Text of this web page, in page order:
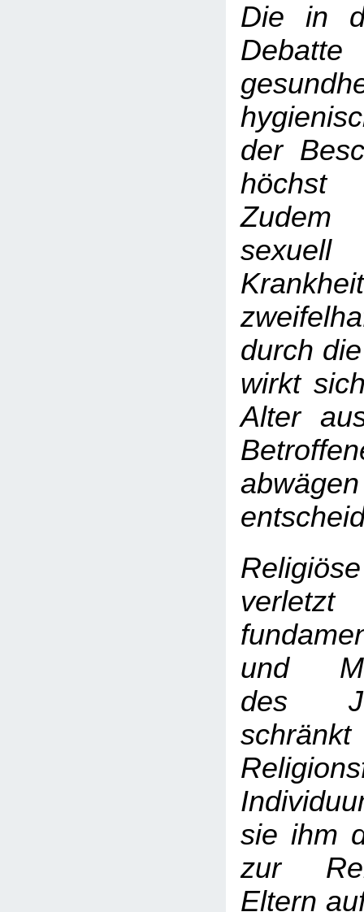
Die in
der
Zudem
sexuell
durch
wirkt
Alter
und
des
sie ihm
zur
Eltern